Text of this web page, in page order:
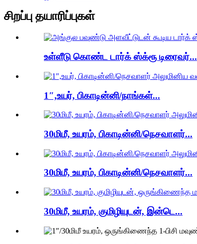
சிறப்பு தயாரிப்புகள்
உள்ளீடு கொண்ட டார்க் ஸ்க்ரூ டிரைவர்...
1″,உயர், பிகாடின்னி/நாங்கள்...
30மிமீ, உயரம், பிகாடின்னி/நெசவாளர்...
30மிமீ, உயரம், பிகாடின்னி/நெசவாளர்...
30மிமீ, உயரம், குமிழியுடன், இன்டெ...